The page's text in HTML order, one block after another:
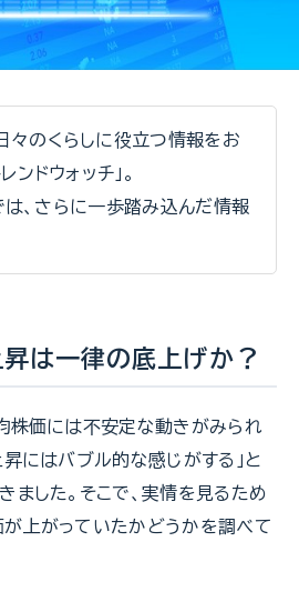
々のくらしに役立つ情報をお
ンドウォッチ」。
は、さらに一歩踏み込んだ情報
は一律の底上げか？
株価には不安定な動きがみられ
昇にはバブル的な感じがする」と
ました。そこで、実情を見るため
上がっていたかどうかを調べて